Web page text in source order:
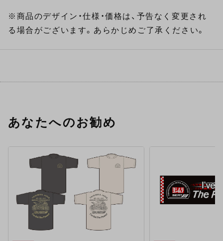
※商品のデザイン・仕様・価格は、予告なく変更され
る場合がございます。あらかじめご了承ください。
あなたへのお勧め